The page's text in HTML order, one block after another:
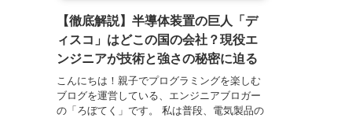
【徹底解説】半導体装置の巨人「デ
ィスコ」はどこの国の会社？現役エ
ンジニアが技術と強さの秘密に迫る
こんにちは！親子でプログラミングを楽しむ
ブログを運営している、エンジニアブロガー
の「ろぼてく」です。 私は普段、電気製品の